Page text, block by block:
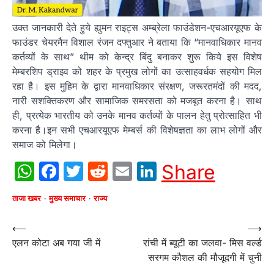
उक्त जानकारी देते हुये ह्युमन राइट्स अम्ब्रेला फाउंडेशन-एचआरयूएफ के
फाउंडर चेयरमैन विशाल रंजन दफ्तुआर ने बताया कि “मानवाधिकार मानव
कर्तव्यों के साथ” थीम को केन्द्र बिंदु बनाकर शुरू किये इस विशेष
मेम्बरशिप ड्राइव को शहर के प्रमुख लोगों का उत्साहवर्धक सहयोग मिल
रहा है। इस मुहिम के द्वारा मानवाधिकार संरक्षण, जरूरतमंदों की मदद,
नारी सशक्तिकरण और सामाजिक समरसता को मजबूत करना है। साथ
ही, प्रत्येक भारतीय को उनके मानव कर्तव्यों के पालन हेतु प्रोत्साहित भी
करना है।इन सभी एचआरयूएफ मेम्बर्स की विशेषज्ञता का लाभ लोगों और
समाज को मिलेगा।
WhatsApp
Facebook
Twitter
Reddit
EmailLinkedIn
Share
ताजा खबर मुख्य समाचार राज्य
Post
navigation
⟵
एलन कोटा अब गया जी में
रांची में ब्यूटी का जलवा- मिस वर्ल्ड
सरगम कौशल की मौजूदगी में चुनी
⟶